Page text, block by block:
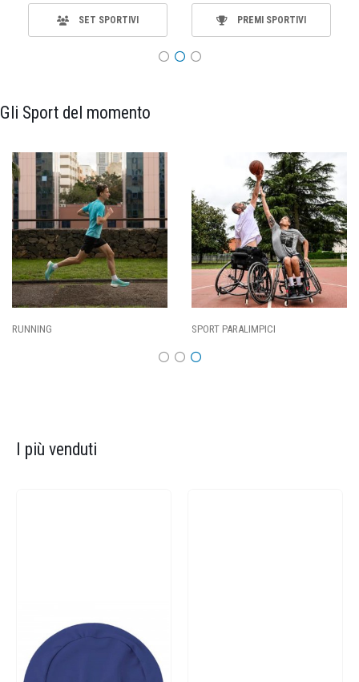
SET SPORTIVI PREMI SPORTIVI
Gli Sport del momento
SPORT PARALIMPICI
I più venduti